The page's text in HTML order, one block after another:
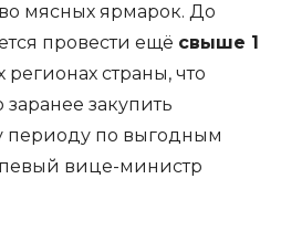
мясных ярмарок. До
провести ещё свыше 1
регионах страны, что
закупить
периоду по выгодным
вице-министр